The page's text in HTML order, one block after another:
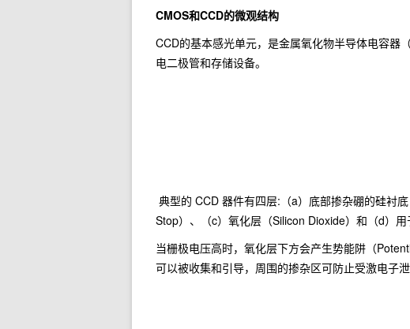
CMOS和CCD的微观结构
CCD的基本感光单元，是金属氧化物半导体电容
电二极管和存储设备。
典型的 CCD 器件有四层:（a）底部掺杂硼的硅衬
Stop）、（c）氧化层（Silicon Dioxide）和（d）
当栅极电压高时，氧化层下方会产生势能阱（
可以被收集和引导，周围的掺杂区可防止受激电子泄